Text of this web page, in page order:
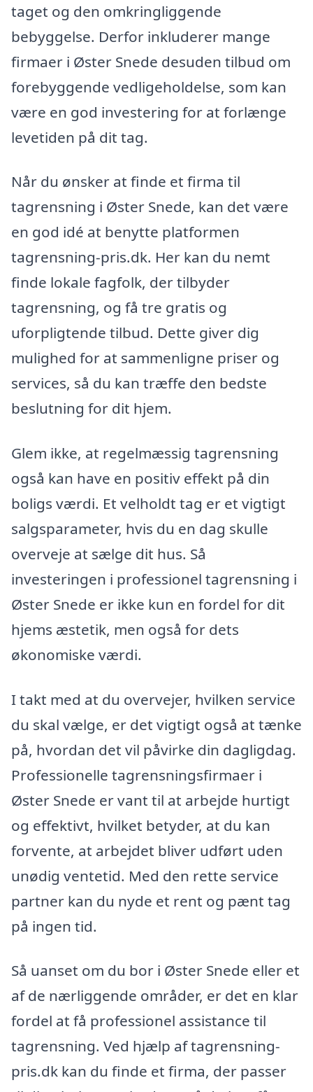
taget og den omkringliggende
bebyggelse. Derfor inkluderer mange
firmaer i Øster Snede desuden tilbud om
forebyggende vedligeholdelse, som kan
være en god investering for at forlænge
levetiden på dit tag.
Når du ønsker at finde et firma til
tagrensning i Øster Snede, kan det være
en god idé at benytte platformen
tagrensning-pris.dk. Her kan du nemt
finde lokale fagfolk, der tilbyder
tagrensning, og få tre gratis og
uforpligtende tilbud. Dette giver dig
mulighed for at sammenligne priser og
services, så du kan træffe den bedste
beslutning for dit hjem.
Glem ikke, at regelmæssig tagrensning
også kan have en positiv effekt på din
boligs værdi. Et velholdt tag er et vigtigt
salgsparameter, hvis du en dag skulle
overveje at sælge dit hus. Så
investeringen i professionel tagrensning i
Øster Snede er ikke kun en fordel for dit
hjems æstetik, men også for dets
økonomiske værdi.
I takt med at du overvejer, hvilken service
du skal vælge, er det vigtigt også at tænke
på, hvordan det vil påvirke din dagligdag.
Professionelle tagrensningsfirmaer i
Øster Snede er vant til at arbejde hurtigt
og effektivt, hvilket betyder, at du kan
forvente, at arbejdet bliver udført uden
unødig ventetid. Med den rette service
partner kan du nyde et rent og pænt tag
på ingen tid.
Så uanset om du bor i Øster Snede eller et
af de nærliggende områder, er det en klar
fordel at få professionel assistance til
tagrensning. Ved hjælp af tagrensning-
pris.dk kan du finde et firma, der passer